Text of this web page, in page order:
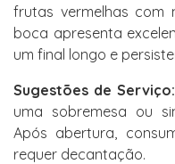
frutas vermelhas com
boca apresenta
um final longo e
Sugestões de Serviço:
uma sobremesa ou
Após abertura,
requer decantação.